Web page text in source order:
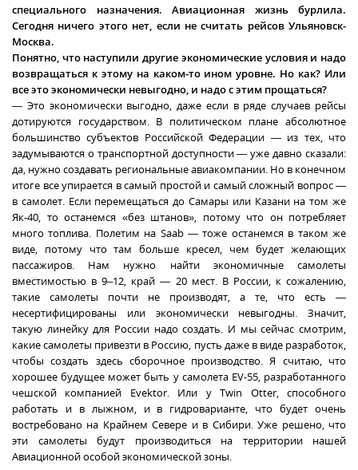
специального назначения. Авиационная жизнь бурлила.
Сегодня ничего этого нет, если не считать рейсов Ульяновск-
Москва.
Понятно, что наступили другие экономические условия и надо
возвращаться к этому на каком-то ином уровне. Но как? Или
все это экономически невыгодно, и надо с этим прощаться?
— Это экономически выгодно, даже если в ряде случаев рейсы
дотируются государством. В политическом плане абсолютное
большинство субъектов Российской Федерации — из тех, что
задумываются о транспортной доступности — уже давно сказали:
да, нужно создавать региональные авиакомпании. Но в конечном
итоге все упирается в самый простой и самый сложный вопрос —
в самолет. Если перемещаться до Самары или Казани на том же
Як-40, то останемся «без штанов», потому что он потребляет
много топлива. Полетим на Saab — тоже останемся в таком же
виде, потому что там больше кресел, чем будет желающих
пассажиров. Нам нужно найти экономичные самолеты
вместимостью в 9–12, край — 20 мест. В России, к сожалению,
такие самолеты почти не производят, а те, что есть —
несертифицированы или экономически невыгодны. Значит,
такую линейку для России надо создать. И мы сейчас смотрим,
какие самолеты привезти в Россию, пусть даже в виде разработок,
чтобы создать здесь сборочное производство. Я считаю, что
хорошее будущее может быть у самолета EV-55, разработанного
чешской компанией Evektor. Или у Twin Otter, способного
работать и в лыжном, и в гидроварианте, что будет очень
востребовано на Крайнем Севере и в Сибири. Уже решено, что
эти самолеты будут производиться на территории нашей
Авиационной особой экономической зоны.